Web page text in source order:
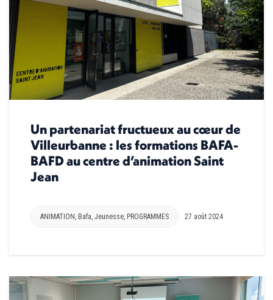
Un partenariat fructueux au cœur de
Villeurbanne : les formations BAFA-
BAFD au centre d’animation Saint
Jean
ANIMATION , Bafa, Jeunesse, PROGRAMMES 27 août 2024